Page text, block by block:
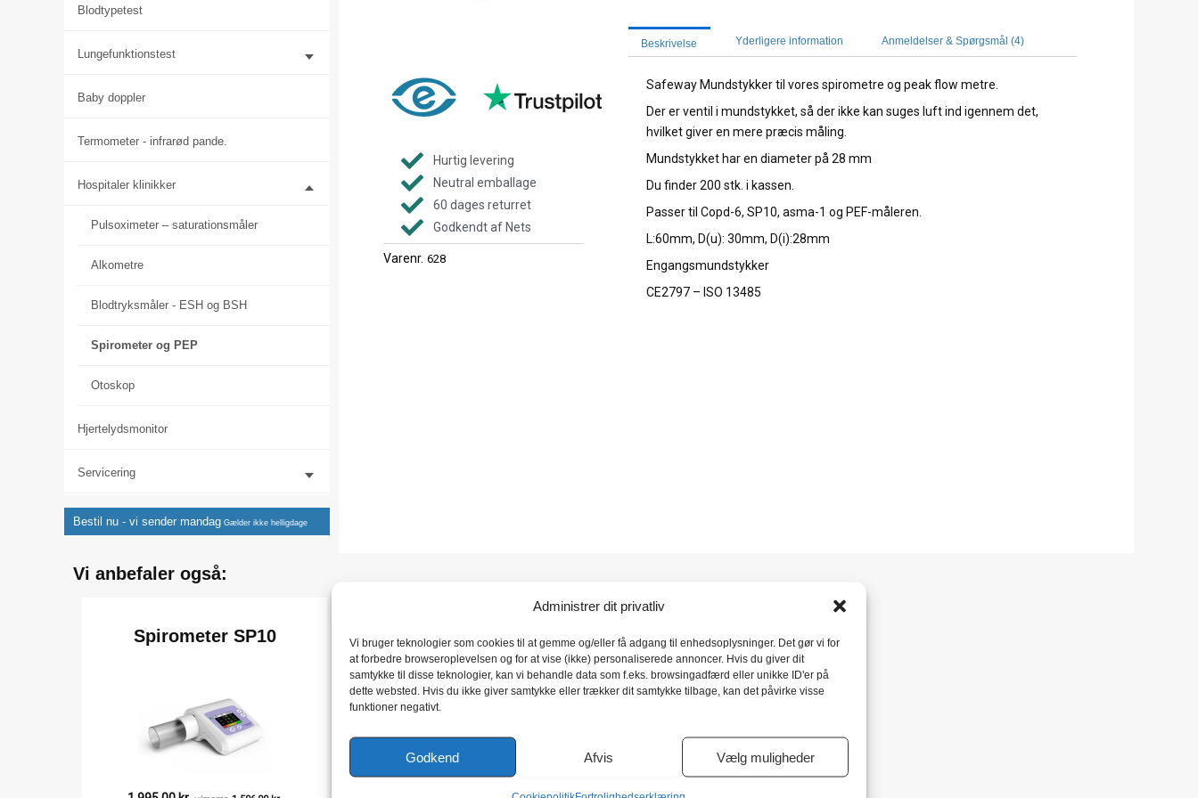
Administrer dit privatliv
Vi bruger teknologier som cookies til at gemme og/eller få adgang til enhedsoplysninger. Det gør vi for
at forbedre browseroplevelsen og for at vise (ikke) personaliserede annoncer. Hvis du giver dit
samtykke til disse teknologier, kan vi behandle data som f.eks. browsingadfærd eller unikke ID'er på
dette websted. Hvis du ikke giver samtykke eller trækker dit samtykke tilbage, kan det påvirke visse
funktioner negativt.
Godkend Afvis Vælg muligheder
Blodtypetest
Lungefunktionstest
Baby doppler
Termometer - infrarød pande.
Hospitaler klinikker
Pulsoximeter – saturationsmåler
Alkometre
Blodtryksmåler - ESH og BSH
Spirometer og PEP
Otoskop
Hjertelydsmonitor
Servicering
Bestil nu - vi sender mandag Gælder ikke helligdage
Hurtig levering
Neutral emballage
60 dages returret
Godkendt af Nets
Varenr. 628
Beskrivelse Yderligere information Anmeldelser & Spørgsmål (4)
Safeway Mundstykker til vores spirometre og peak flow metre.
Der er ventil i mundstykket, så der ikke kan suges luft ind igennem det,
hvilket giver en mere præcis måling.
Mundstykket har en diameter på 28 mm
Du finder 200 stk. i kassen.
Passer til Copd-6, SP10, asma-1 og PEF-måleren.
L:60mm, D(u): 30mm, D(i):28mm
Engangsmundstykker
CE2797 – ISO 13485
Vi anbefaler også:
Spirometer SP10
Spirometer Digital –
COPD-6